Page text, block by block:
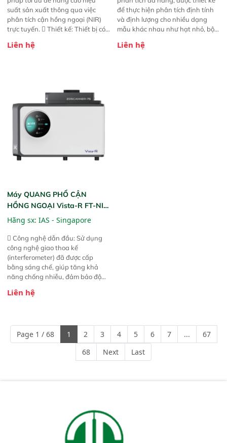
suất sản xuất thông qua việc
phân tích cận hồng ngoại (NIR)
trực tuyến.  Thiết kế: Thiết bị có
hỗ trợ tản nhiệt tăng cường và đã
liệu để tăng chỉ số ROI cho doanh
nghiệp.
Liên hệ
để thực hiện phân tích định tính
và định lượng cho nhiều dạng
mẫu khác nhau như hạt nhỏ, bột,
này cho phép bất kỳ ai cũng có
Liên hệ
Máy QUANG PHỔ CẬN
HỒNG NGOẠI Vista-R FT-NIR
(Vista-R FT-NIR Analyzer)
Hãng sx: IAS - Singapore
 Công nghệ dẫn đầu: Sử dụng
công nghệ giao thoa kế
(interferometer) đã được cấp
bằng sáng chế, giúp tăng khả
năng chống nhiễu, đảm bảo độ
Phạm vi ứng dụng rộng: Đáp ứng
ngành công nghiệp khác nhau. 
Độ nhạy cao: Trang bị đầu dò
InGaAs độ nhạy cao, cung cấp
phản hồi phổ tuyến tính đầy đủ,
đảm bảo độ chính xác và khả
Liên hệ
Page 1 / 68 1 2 3 4 5 6 7 ...
67
68
Next Last